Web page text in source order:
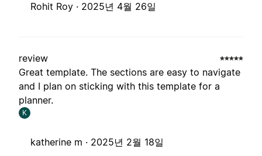
Rohit Roy · 2025년 4월 26일
review
Great template. The sections are easy to navigate
and I plan on sticking with this template for a
planner.
K
katherine m · 2025년 2월 18일